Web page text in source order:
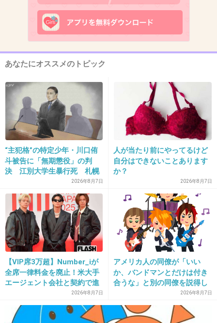
9. 匿名2026/06/03(水) 21:23:15
そんなこと言ったってしょうがないじゃないか
10. 匿名2026/06/03(水) 21:23:29
内山信二さん
+44 -3
泉澤祐希
あなたにオススメのトピック
“主犯格”の特定少年・川口侑
斗被告に「無期懲役」の判
決 江別大学生暴行死 札幌
2026年8月7日
人が当たり前にやってるけど
自分はできないことあります
か？
2026年8月7日
【VIP席3万超】Number_iが
全席一律料金を廃止！米大手
エージェント会社と契約で進
2026年8月7日
アメリカ人の同僚が「いい
か、バンドマンとだけは付き
合うな」と別の同僚を説得し
ており、そこにフランス人と
イタリア人も参戦した結果こ
うなった
2026年8月7日